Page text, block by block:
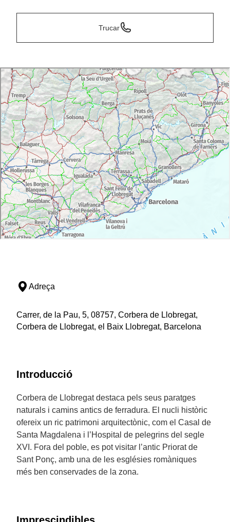
Trucar
Adreça
Carrer, de la Pau, 5, 08757, Corbera de Llobregat,
Corbera de Llobregat, el Baix Llobregat, Barcelona
Introducció
Corbera de Llobregat destaca pels seus paratges
naturals i camins antics de ferradura. El nucli històric
ofereix un ric patrimoni arquitectònic, com el Casal de
Santa Magdalena i l’Hospital de pelegrins del segle
XVI. Fora del poble, es pot visitar l’antic Priorat de
Sant Ponç, amb una de les esglésies romàniques
més ben conservades de la zona.